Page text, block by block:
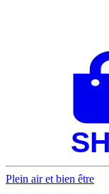
Plein air et bien être